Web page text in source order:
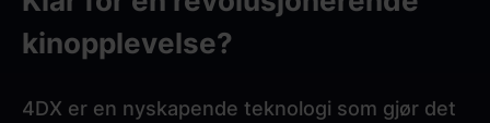
kinopplevelse?
4DX er en nyskapende teknologi som gjør det